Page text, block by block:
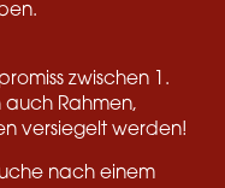
zwischen 1.
auch Rahmen,
versiegelt werden!
nach einem